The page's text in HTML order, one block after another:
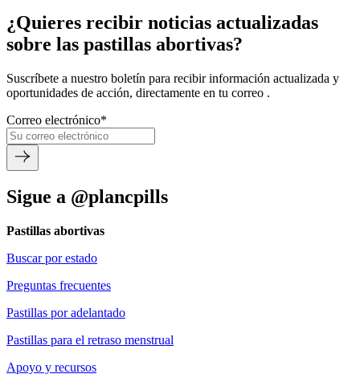
¿Quieres recibir noticias actualizadas
sobre las pastillas abortivas?
Suscríbete a nuestro boletín para recibir información actualizada y
oportunidades de acción, directamente en tu correo .
Correo electrónico*
Sigue a @plancpills
Pastillas abortivas
Buscar por estado
Preguntas frecuentes
Pastillas por adelantado
Pastillas para el retraso menstrual
Apoyo y recursos